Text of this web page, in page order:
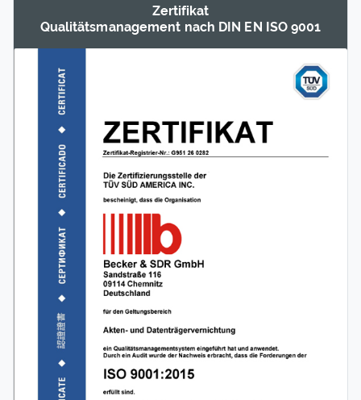
Zertifikat
Qualitäts­manage­ment nach DIN EN ISO 9001